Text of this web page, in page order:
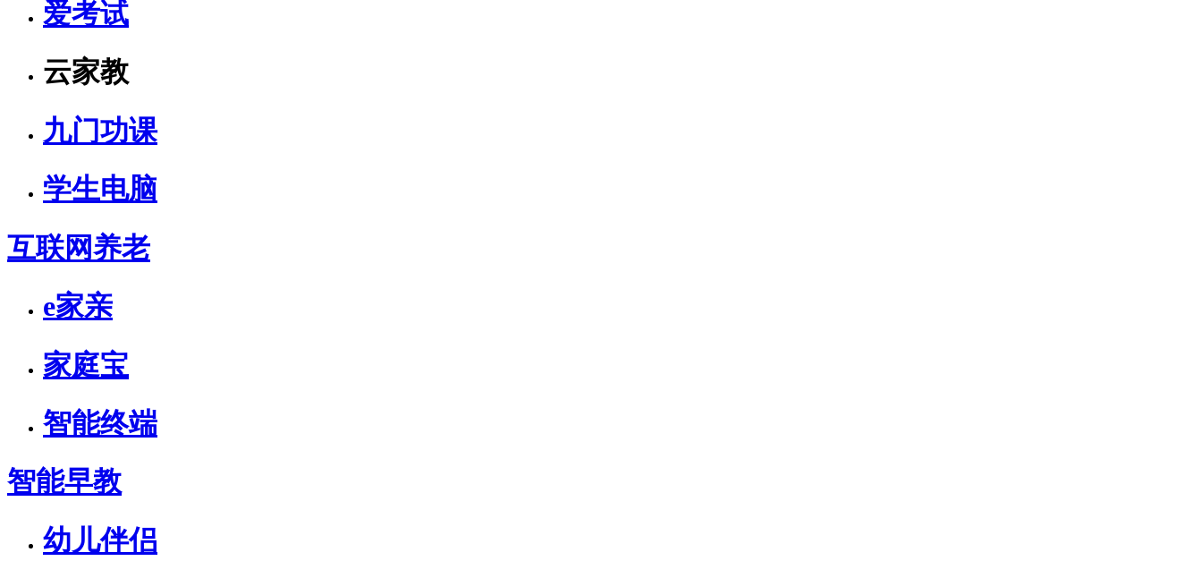
爱考试
云家教
九门功课
学生电脑
互联网养老
e家亲
家庭宝
智能终端
智能早教
幼儿伴侣